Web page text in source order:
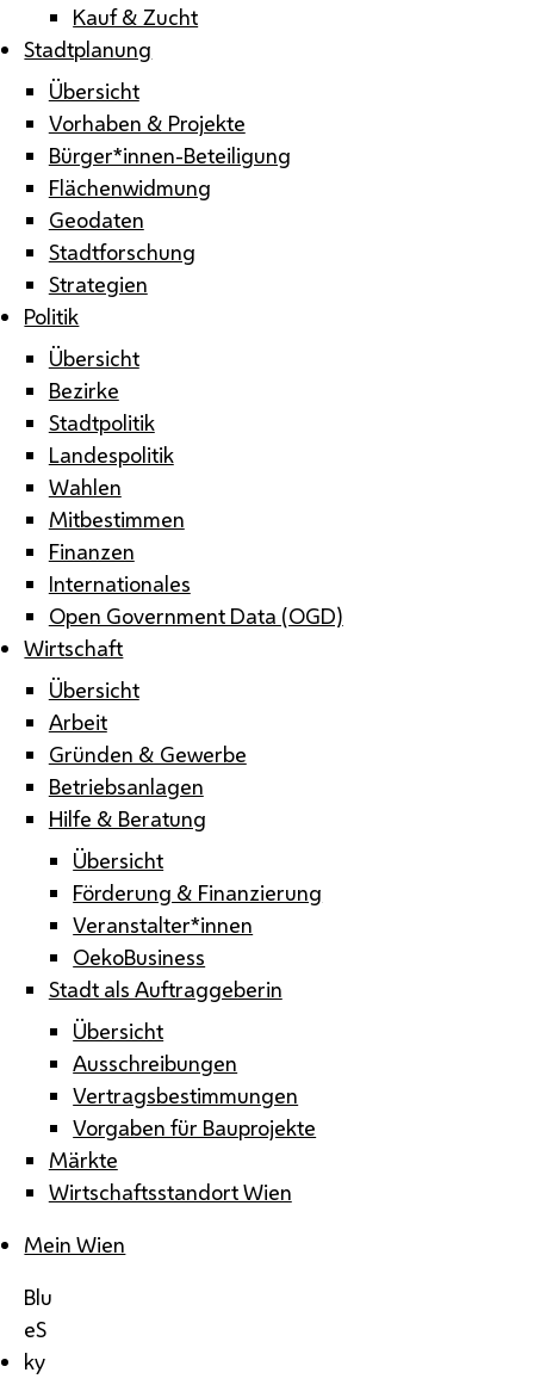
Kauf & Zucht
Stadtplanung
Übersicht
Vorhaben & Projekte
Bürger*innen-Beteiligung
Flächenwidmung
Geodaten
Stadtforschung
Strategien
Politik
Übersicht
Bezirke
Stadtpolitik
Landespolitik
Wahlen
Mitbestimmen
Finanzen
Internationales
Open Government Data (OGD)
Wirtschaft
Übersicht
Arbeit
Gründen & Gewerbe
Betriebsanlagen
Hilfe & Beratung
Übersicht
Förderung & Finanzierung
Veranstalter*innen
OekoBusiness
Stadt als Auftraggeberin
Übersicht
Ausschreibungen
Vertragsbestimmungen
Vorgaben für Bauprojekte
Märkte
Wirtschaftsstandort Wien
Mein Wien
Blu
eS
ky